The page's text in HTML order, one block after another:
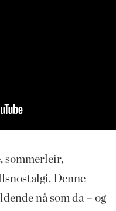
sommerleir,
Denne
nå som da – og